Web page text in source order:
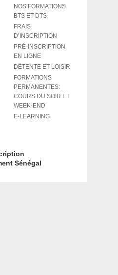
NOS FORMATIONS
BTS ET DTS
FRAIS
D’INSCRIPTION
PRÉ-INSCRIPTION
EN LIGNE
DÉTENTE ET LOISIR
FORMATIONS
PERMANENTES:
COURS DU SOIR ET
WEEK-END
E-LEARNING
Sénégal